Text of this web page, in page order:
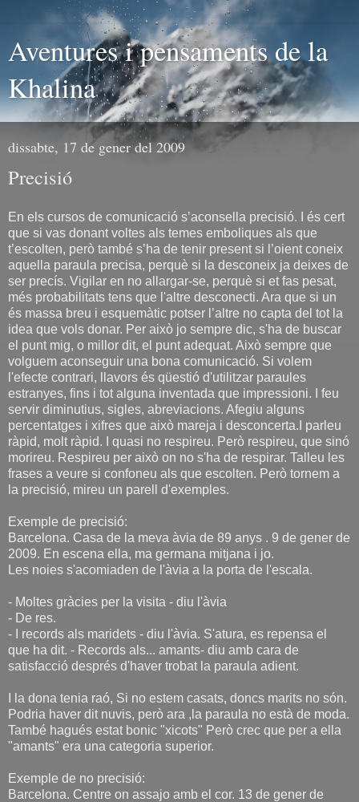
Aventures i pensaments de la
Khalina
dissabte, 17 de gener del 2009
Precisió
En els cursos de comunicació s’aconsella precisió. I és cert
que si vas donant voltes als temes emboliques als que
t’escolten, però també s’ha de tenir present si l’oient coneix
aquella paraula precisa, perquè si la desconeix ja deixes de
ser precís. Vigilar en no allargar-se, perquè si et fas pesat,
més probabilitats tens que l'altre desconecti. Ara que si un
és massa breu i esquemàtic potser l’altre no capta del tot la
idea que vols donar. Per això jo sempre dic, s'ha de buscar
el punt mig, o millor dit, el punt adequat. Això sempre que
volguem aconseguir una bona comunicació. Si volem
l'efecte contrari, llavors és qüestió d'utilitzar paraules
estranyes, fins i tot alguna inventada que impressioni. I feu
servir diminutius, sigles, abreviacions. Afegiu alguns
percentatges i xifres que això mareja i desconcerta.I parleu
ràpid, molt ràpid. I quasi no respireu. Però respireu, que sinó
morireu. Respireu per això on no s'ha de respirar. Talleu les
frases a veure si confoneu als que escolten. Però tornem a
la precisió, mireu un parell d'exemples.
Exemple de precisió:
Barcelona. Casa de la meva àvia de 89 anys . 9 de gener de
2009. En escena ella, ma germana mitjana i jo.
Les noies s'acomiaden de l'àvia a la porta de l'escala.
- Moltes gràcies per la visita - diu l'àvia
- De res.
- I records als maridets - diu l'àvia. S'atura, es repensa el
que ha dit. - Records als... amants- diu amb cara de
satisfacció després d'haver trobat la paraula adient.
I la dona tenia raó, Si no estem casats, doncs marits no són.
Podria haver dit nuvis, però ara ,la paraula no està de moda.
També hagués estat bonic "xicots" Però crec que per a ella
"amants" era una categoria superior.
Exemple de no precisió:
Barcelona. Centre on assajo amb el cor. 13 de gener de